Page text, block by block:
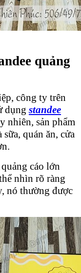
quảng
công ty trên
dụng standee
nhiên, sản phẩm
quán ăn, cửa
cáo lớn
nhìn rõ ràng
nó thường được